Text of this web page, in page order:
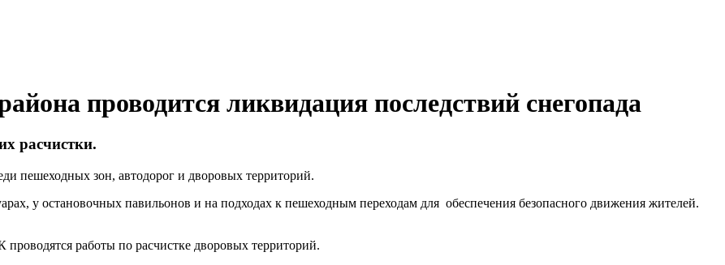
проводится ликвидация последствий снегопада
расчистки.
пешеходных зон, автодорог и дворовых территорий.
у остановочных павильонов и на подходах к пешеходным переходам для обеспечения безопасного движения жителей.
работы по расчистке дворовых территорий.